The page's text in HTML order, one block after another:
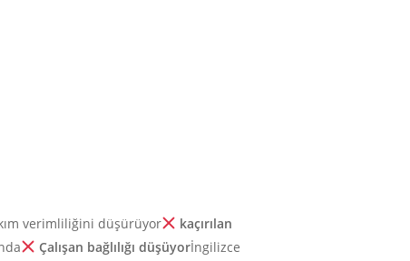
verimliliğini düşürüyor
kaçırılan
Çalışan bağlılığı düşüyorİngilizce